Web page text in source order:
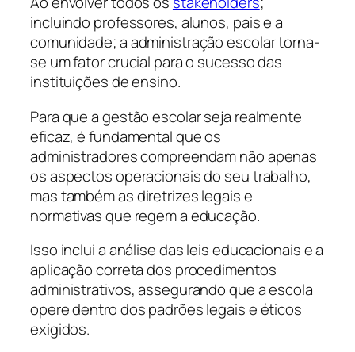
incluindo professores, alunos, pais e a
comunidade; a administração escolar torna-
se um fator crucial para o sucesso das
instituições de ensino.
Para que a gestão escolar seja realmente
eficaz, é fundamental que os
administradores compreendam não apenas
os aspectos operacionais do seu trabalho,
mas também as diretrizes legais e
normativas que regem a educação.
Isso inclui a análise das leis educacionais e a
aplicação correta dos procedimentos
administrativos, assegurando que a escola
opere dentro dos padrões legais e éticos
exigidos.